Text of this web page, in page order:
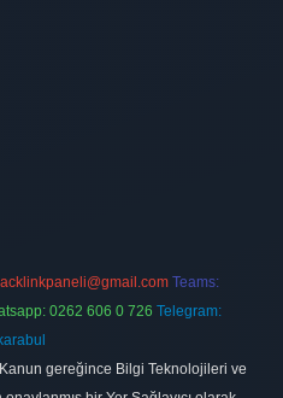
Teams:
0262 606 0 726 Telegram:
gereğince Bilgi Teknolojileri ve